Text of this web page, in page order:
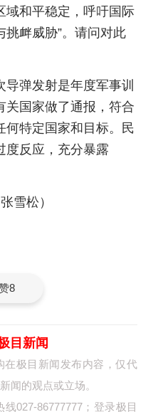
域和平稳定，呼吁国际
衅威胁”。请问对此
弹发射是年度军事训
关国家做了通报，符合
何特定国家和目标。民
度反应，充分暴露
雪松）
8
目新闻
极目新闻发布内容，仅代
闻的观点或立场。
027-86777777；登录极目